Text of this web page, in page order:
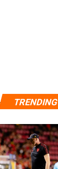
TRENDING